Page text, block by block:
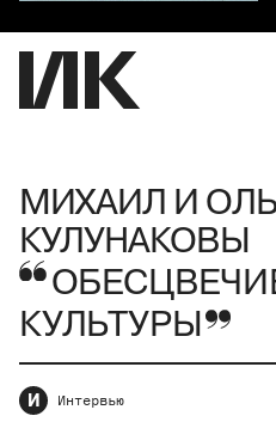
МИХАИЛ И
КУЛУНАКОВЫ
КУЛЬТУРЫ
И Интервью